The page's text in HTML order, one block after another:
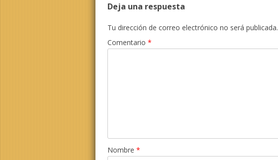
Deja una respuesta
Tu dirección de correo electrónico no será publicada.
Comentario *
Nombre *